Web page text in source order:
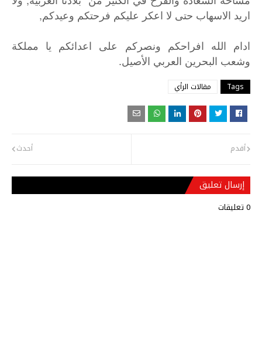
اريد الاسهاب حتى لا اعكر عليكم فرحتكم وعيدكم,
ادام الله افراحكم ونصركم على اعدائكم يا
مملكة
وشعب البحرين العربي الأصيل.
Tags مقالات الرأي
أحدث أقدم
إرسال تعليق
0 تعليقات